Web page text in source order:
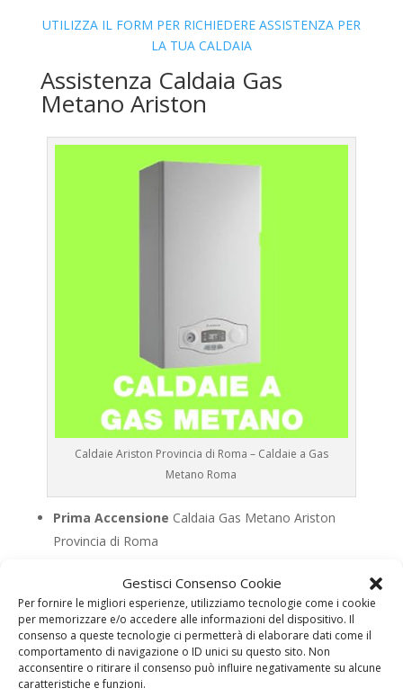
Gestisci Consenso Cookie
Per fornire le migliori esperienze, utilizziamo tecnologie come i cookie
per memorizzare e/o accedere alle informazioni del dispositivo. Il
consenso a queste tecnologie ci permetterà di elaborare dati come il
comportamento di navigazione o ID unici su questo sito. Non
acconsentire o ritirare il consenso può influire negativamente su alcune
caratteristiche e funzioni.
UTILIZZA IL FORM PER RICHIEDERE ASSISTENZA PER
LA TUA CALDAIA
Assistenza Caldaia Gas
Metano Ariston
Caldaie Ariston Provincia di Roma – Caldaie a Gas
Metano Roma
Prima Accensione Caldaia Gas Metano Ariston
Provincia di Roma
ManutenzioneCaldaia Gas Metano Ariston
Provincia di Roma
RiparazioneCaldaia Gas Metano Ariston Provincia
di Roma